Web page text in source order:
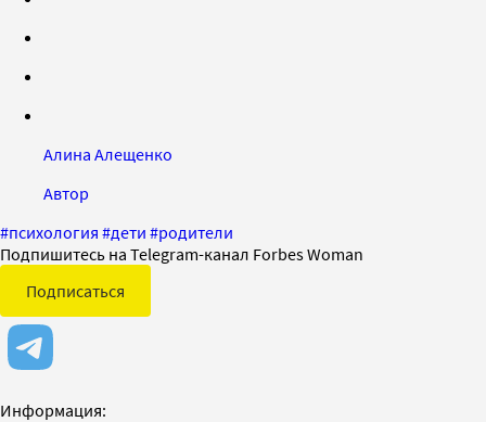
Алина Алещенко
Автор
#психология #дети #родители
Подпишитесь на Telegram-канал Forbes Woman
Подписаться
Информация: